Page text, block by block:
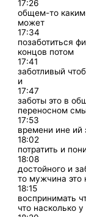
17:26
общем-то
может
17:34
позаботиться
концов потом
17:41
заботливый
и
17:47
заботы это в
переносном
17:53
времени ине ий
18:02
потратить и
18:08
достойного и
то мужчина это
18:15
воспринимать
что насколько